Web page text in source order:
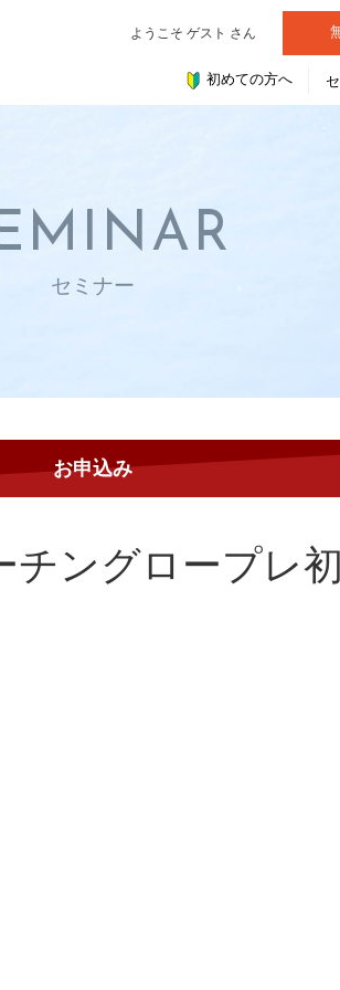
ようこそ ゲスト さん
初めての方へ
セミナー
チングロープレ